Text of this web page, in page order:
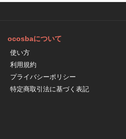
ocosbaについて
使い方
利用規約
プライバシーポリシー
特定商取引法に基づく表記